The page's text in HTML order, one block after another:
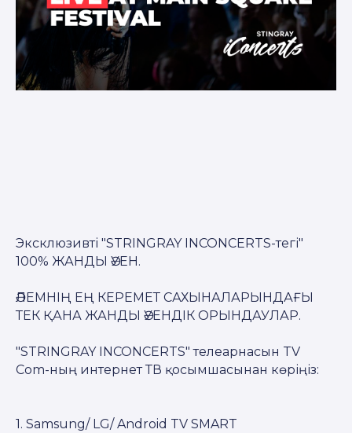
Эксклюзивті "STRINGRAY INCONCERTS-тегі"
100% ЖАНДЫ ӘУЕН.
ӘЛЕМНІҢ ЕҢ КЕРЕМЕТ САХЫНАЛАРЫНДАҒЫ
ТЕК ҚАНА ЖАНДЫ ӘУЕНДІК ОРЫНДАУЛАР.
"STRINGRAY INCONCERTS" телеарнасын TV
Com-ның интернет ТВ қосымшасынан көріңіз:
1. Samsung/ LG/ Android TV SMART